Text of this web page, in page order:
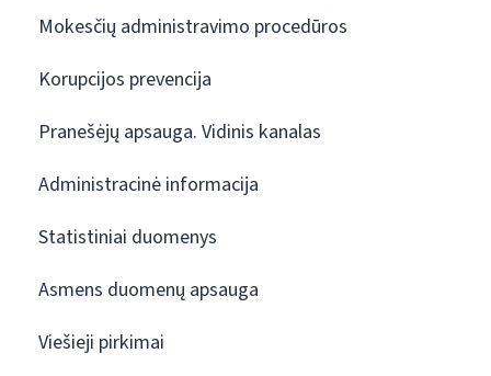
Mokesčių administravimo procedūros
Korupcijos prevencija
Pranešėjų apsauga. Vidinis kanalas
Administracinė informacija
Statistiniai duomenys
Asmens duomenų apsauga
Viešieji pirkimai